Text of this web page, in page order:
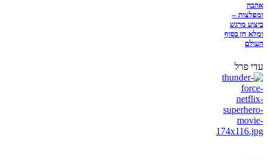
אהבה
ומפלצות –
ביצוע מרגש
ומלא חן בסוף
העולם
עדי פרל